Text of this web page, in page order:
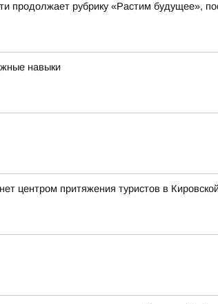
продолжает рубрику «Растим будущее»,
навыки
центром притяжения туристов в